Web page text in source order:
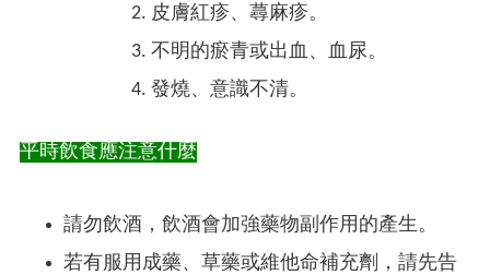
皮膚紅疹、蕁麻疹。
不明的瘀青或出血、血尿。
發燒、意識不清。
平時飲食應注意什麼
請勿飲酒，飲酒會加強藥物副作用的產生。
若有服用成藥、草藥或維他命補充劑，請先告